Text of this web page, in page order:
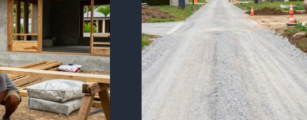
MAISONS
EN
2026
?